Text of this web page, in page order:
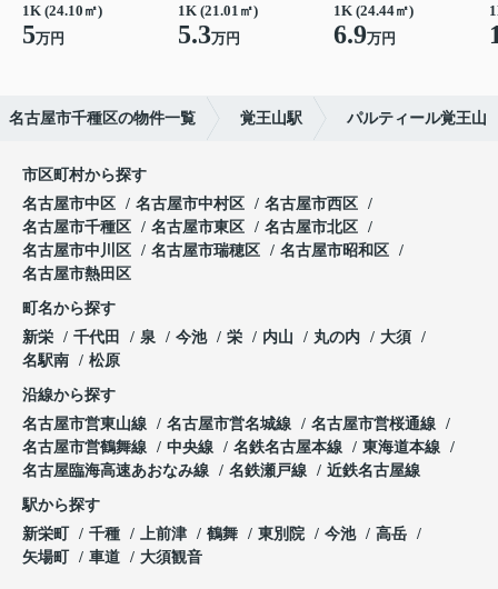
1K (24.10㎡)
5万円
1K (21.01㎡)
5.3万円
1K (24.44㎡)
6.9万円
名古屋市千種区の物件一覧 覚王山駅 パルティール覚王山
市区町村から探す
名古屋市中区
名古屋市中村区
名古屋市西区
名古屋市千種区
名古屋市東区
名古屋市北区
名古屋市中川区
名古屋市瑞穂区
名古屋市昭和区
名古屋市熱田区
町名から探す
新栄
千代田 泉 今池 栄 内山 丸の内
大須
名駅南
松原
沿線から探す
名古屋市営東山線
名古屋市営名城線
名古屋市営桜通線
名古屋市営鶴舞線
中央線 名鉄名古屋本線
東海道本線
名古屋臨海高速あおなみ線
名鉄瀬戸線 近鉄名古屋線
駅から探す
新栄町
千種 上前津 鶴舞 東別院 今池
高岳
矢場町
車道 大須観音